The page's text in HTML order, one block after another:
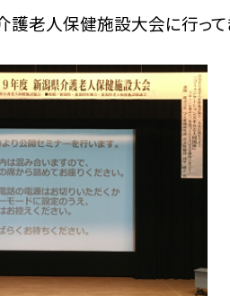
老人保健施設大会に行って